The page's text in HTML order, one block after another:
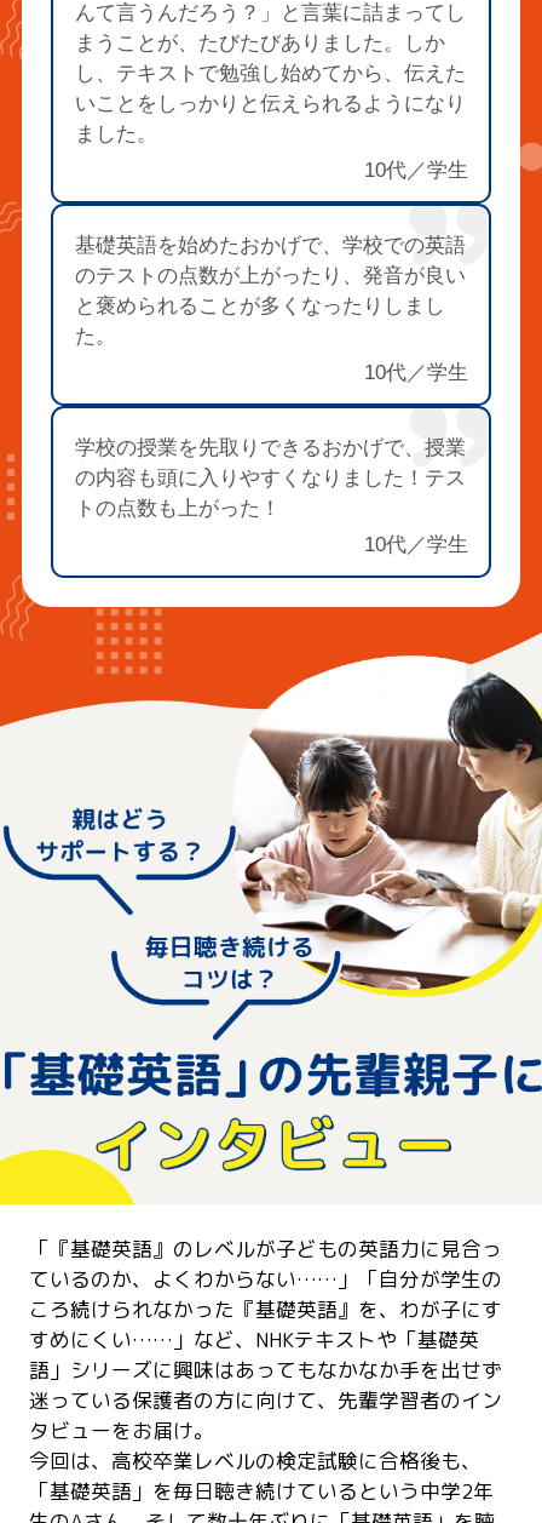
んて言うんだろう？」と言葉に詰まってし
まうことが、たびたびありました。しか
し、テキストで勉強し始めてから、伝えた
いことをしっかりと伝えられるようになり
ました。
10代／学生
基礎英語を始めたおかげで、学校での英語
のテストの点数が上がったり、発音が良い
と褒められることが多くなったりしまし
た。
10代／学生
学校の授業を先取りできるおかげで、授業
の内容も頭に入りやすくなりました！テス
トの点数も上がった！
10代／学生
「『基礎英語』のレベルが子どもの英語力に見合っ
ているのか、よくわからない……」「自分が学生の
ころ続けられなかった『基礎英語』を、わが子にす
すめにくい……」など、NHKテキストや「基礎英
語」シリーズに興味はあってもなかなか手を出せず
迷っている保護者の方に向けて、先輩学習者のイン
タビューをお届け。
今回は、高校卒業レベルの検定試験に合格後も、
「基礎英語」を毎日聴き続けているという中学2年